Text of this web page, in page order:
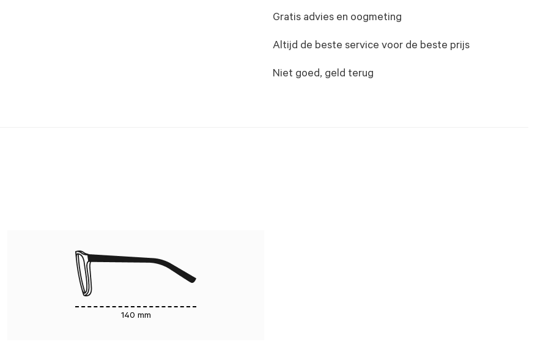
Gratis advies en oogmeting
Altijd de beste service voor de beste prijs
Niet goed, geld terug
140 mm